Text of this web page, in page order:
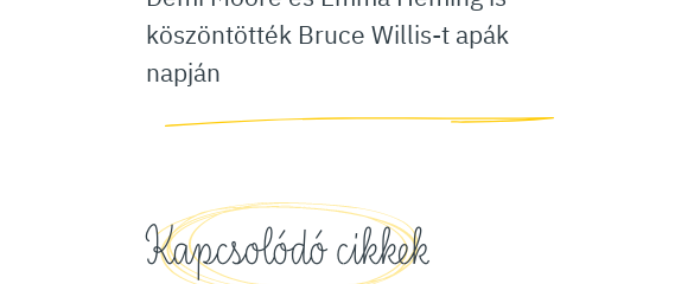
köszöntötték Bruce Willis-t apák
napján
Kapcsolódó cikkek